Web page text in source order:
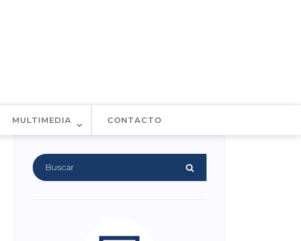
MULTIMEDIA CONTACTO